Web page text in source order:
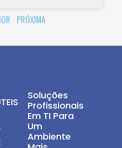
PRÓXIMA
Soluções
Profissionais
Em TI Para
Um
Ambiente